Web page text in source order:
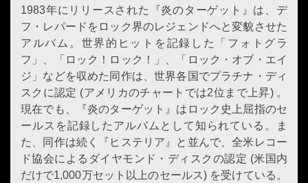
1983年にリリースされた『炎のターゲット』は、デ
フ・レパードをロック界のレジェンドへと変貌させた
アルバム。世界的ヒットを記録した「フォトグラ
フ」、「ロック！ロック！」、「ロック・オブ・エイ
ジ」などを収めた同作は、世界各国でプラチナ・ディ
スクに認定 (アメリカのチャートでは2位まで上昇) 。
現在でも、『炎のターゲット』はロック史上屈指のセ
ールスを記録したアルバムとして知られている。ま
た、同作は続く『ヒステリア』と並んで、全米レコー
ド協会によるダイヤモンド・ディスクの認定 (米国内
だけで1,000万セット以上のセールス) を受けている。